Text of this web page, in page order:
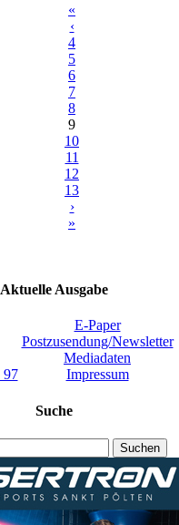
«
‹
4
5
6
7
8
9
10
11
12
13
›
»
Aktuelle Ausgabe
E-Paper
Postzusendung/Newsletter
Mediadaten
Impressum
Suche
Suchen